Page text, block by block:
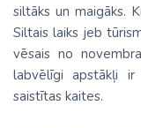
siltāks un maigāks.
Siltais laiks jeb
vēsais no
labvēlīgi apstākļi
saistītas kaites.